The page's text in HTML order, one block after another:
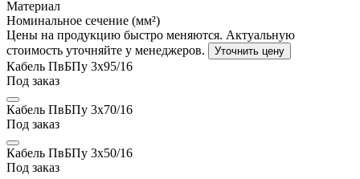
Материал
Номинальное сечение (мм²)
Цены на продукцию быстро меняются. Актуальную
стоимость уточняйте у менеджеров.
Уточнить цену
Кабель ПвБПу 3х95/16
Под заказ
Кабель ПвБПу 3х70/16
Под заказ
Кабель ПвБПу 3х50/16
Под заказ